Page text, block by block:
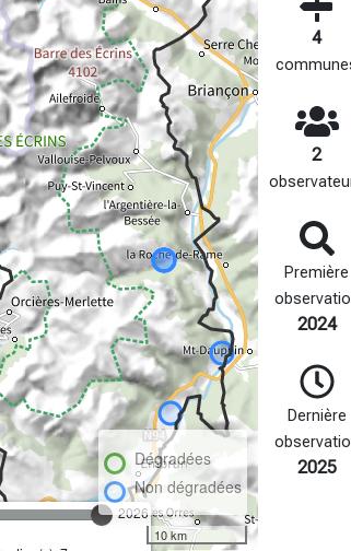
2026
Dégradées
Non dégradées
10 km
4
2
Première
2024
Dernière
2025